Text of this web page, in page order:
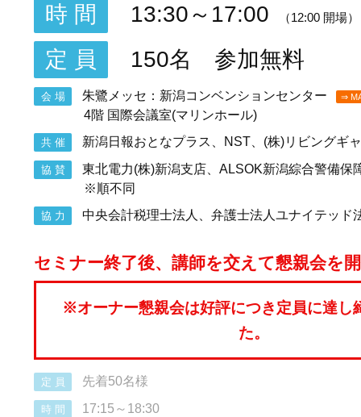
時 間
13:30～17:00 （12:00 開場）
定 員 150名 参加無料
会 場 朱鷺メッセ：新潟コンベンションセンター ⇒
4階 国際会議室(マリンホール)
共 催 新潟日報おとなプラス、NST、(株)リビングギ
協 賛
東北電力(株)新潟支店、ALSOK新潟綜合警備保
※順不同
協 力 中央会計税理士法人、弁護士法人ユナイテッド
セミナー終了後、講師を交えて懇親会を
※オーナー懇親会は好評につき定員に達し
た。
定 員 先着50名様
時 間 17:15～18:30